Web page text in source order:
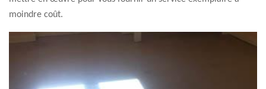
moindre coût.